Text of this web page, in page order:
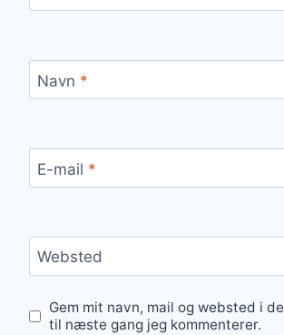
Navn *
E-mail *
Websted
Gem mit navn, mail og websted i
til næste gang jeg kommenterer.